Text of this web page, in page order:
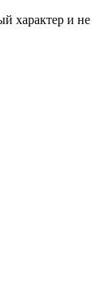
характер и не